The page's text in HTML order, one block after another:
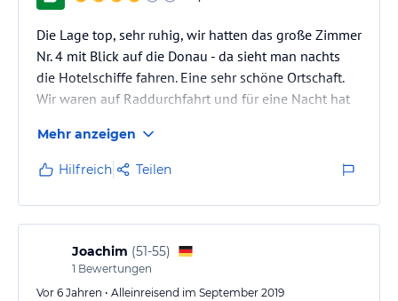
Das Privatzimmer Feiken liegt direkt am Donaurad- und -
wanderweg, was es zu einem idealen Ausgangspunkt für
Aktivitäten in der Natur macht. Sie können Fahrradtouren entlang
der Donau unternehmen oder Wanderungen in der umliegenden
Landschaft unternehmen. Für Fahrräder steht eine abschließbare
Dachterrasse entspannen und den atemberaubenden Blick auf die
Die Lage top, sehr ruhig, wir hatten das große Zimmer
Nr. 4 mit Blick auf die Donau - da sieht man nachts
die Hotelschiffe fahren. Eine sehr schöne Ortschaft.
Wir waren auf Raddurchfahrt und für eine Nacht hat
Mehr anzeigen
Hilfreich Teilen
Joachim (51-55)
1 Bewertungen
Vor 6 Jahren • Alleinreisend im September 2019